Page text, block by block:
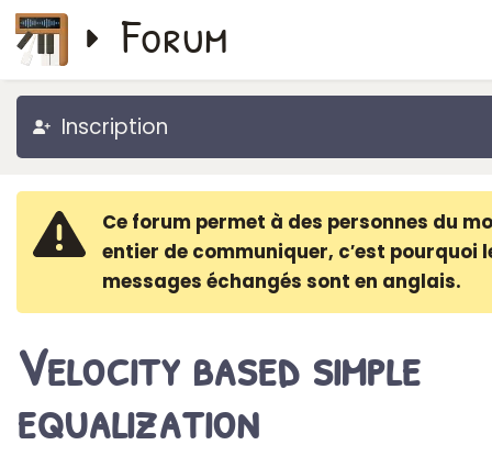
Forum
Inscription
Ce forum permet à des personnes du
entier de communiquer, c′est pourquoi
messages échangés sont en anglais.
Velocity based simple
equalization